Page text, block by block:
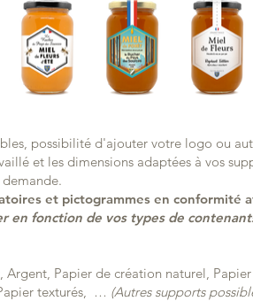
possibilité d'ajouter votre logo ou
et les dimensions adaptées à vos
et pictogrammes en conformité
en fonction de vos types de
Papier de création naturel,
texturés, … (Autres supports